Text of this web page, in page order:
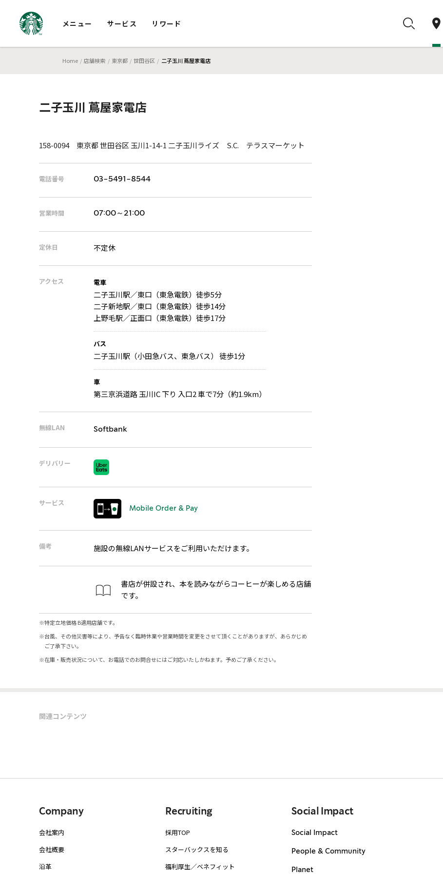
メニュー サービス リワード
Home 店舗検索 東京都 世田谷区 二子玉川 蔦屋家電店
二子玉川 蔦屋家電店
158-0094 東京都 世田谷区 玉川1-14-1 二子玉川ライズ S.C. テラスマーケット
電話番号 03-5491-8544
営業時間 07:00～21:00
定休日 不定休
アクセス 電車
二子玉川駅／東口（東急電鉄）徒歩5分
二子新地駅／東口（東急電鉄）徒歩14分
上野毛駅／正面口（東急電鉄）徒歩17分
バス
二子玉川駅（小田急バス、東急バス） 徒歩1分
車
第三京浜道路 玉川IC 下り 入口2 車で7分（約1.9km）
無線LAN Softbank
デリバリー
サービス
Mobile Order & Pay
備考 施設の無線LANサービスをご利用いただけます。
書店が併設され、本を読みながらコーヒーが楽しめる店舗
です。
※特定立地価格 B適用店舗です。
※台風、その他災害等により、予告なく臨時休業や営業時間を変更をさせて頂くことがありますが、あらかじめ
ご了承下さい。
※在庫・販売状況について、お電話でのお問合せにはご対応いたしかねます。予めご了承ください。
関連コンテンツ
Company
会社案内
会社概要
沿革
Recruiting
採用TOP
スターバックスを知る
福利厚生／ベネフィット
Social Impact
Social Impact
People & Community
Planet